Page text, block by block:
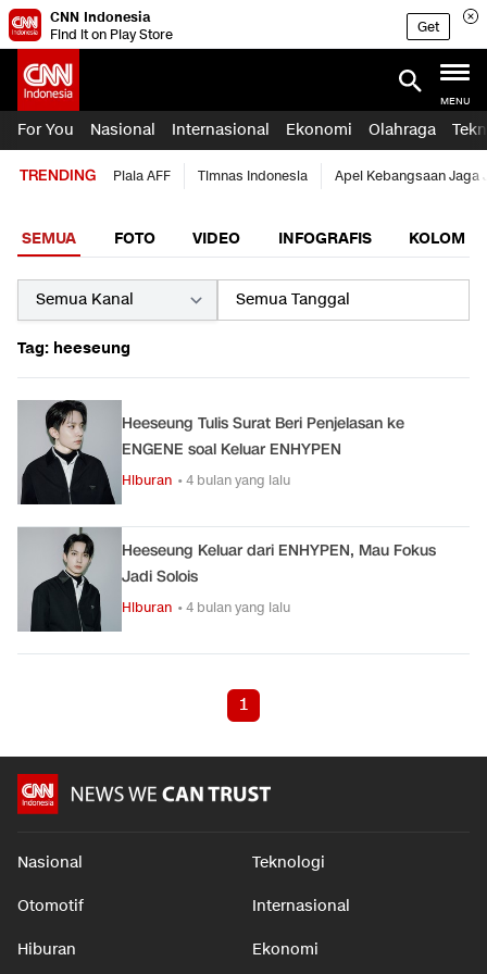
CNN Indonesia
Find it on Play Store
Get
MENU
For You Nasional Internasional Ekonomi Olahraga
TRENDING Piala AFF Timnas Indonesia Apel Kebangsaan Jaga
SEMUA FOTO VIDEO INFOGRAFIS KOLOM
Tag: heeseung
Heeseung Tulis Surat Beri Penjelasan ke
ENGENE soal Keluar ENHYPEN
Hiburan • 4 bulan yang lalu
Heeseung Keluar dari ENHYPEN, Mau Fokus
Jadi Solois
Hiburan • 4 bulan yang lalu
1
Nasional Teknologi
Otomotif Internasional
Hiburan Ekonomi